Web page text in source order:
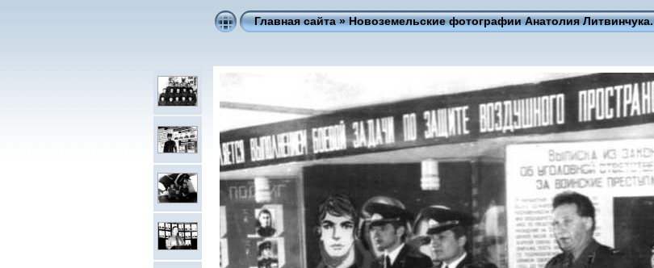
Главная сайта»Новоземельские фотографии Анатолия Литвинчука.